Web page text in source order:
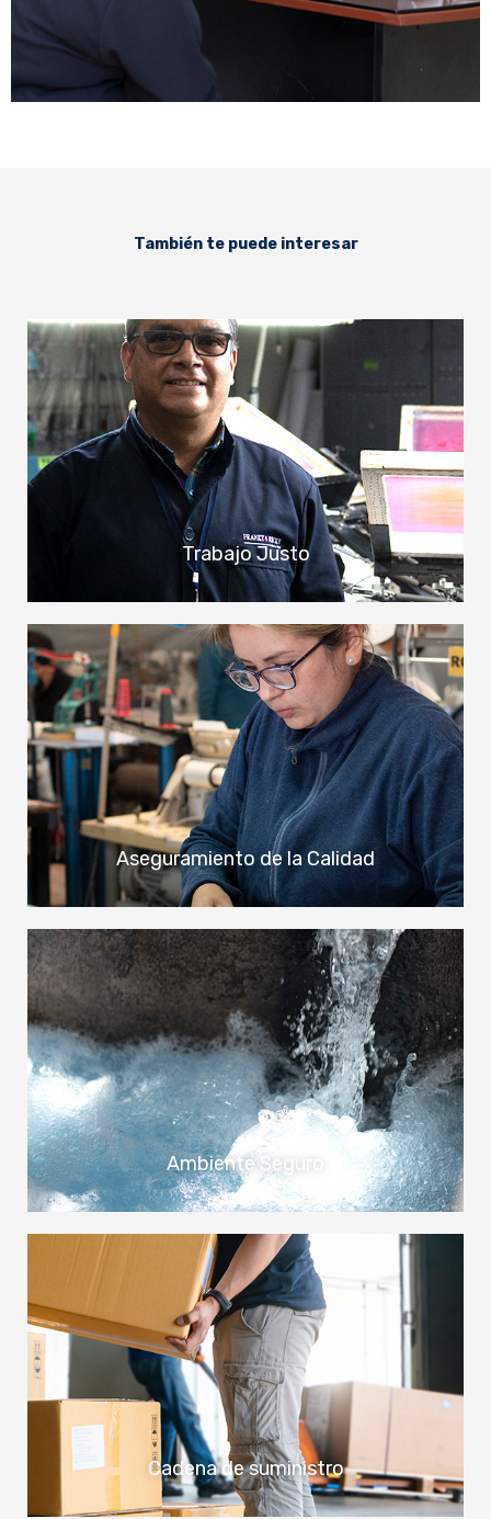
También te puede interesar
Trabajo Justo
Aseguramiento de la Calidad
Ambiente Seguro
Cadena de suministro